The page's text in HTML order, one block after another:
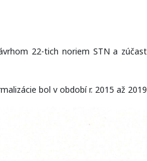
22-tich noriem STN a
bol v období r. 2015 až